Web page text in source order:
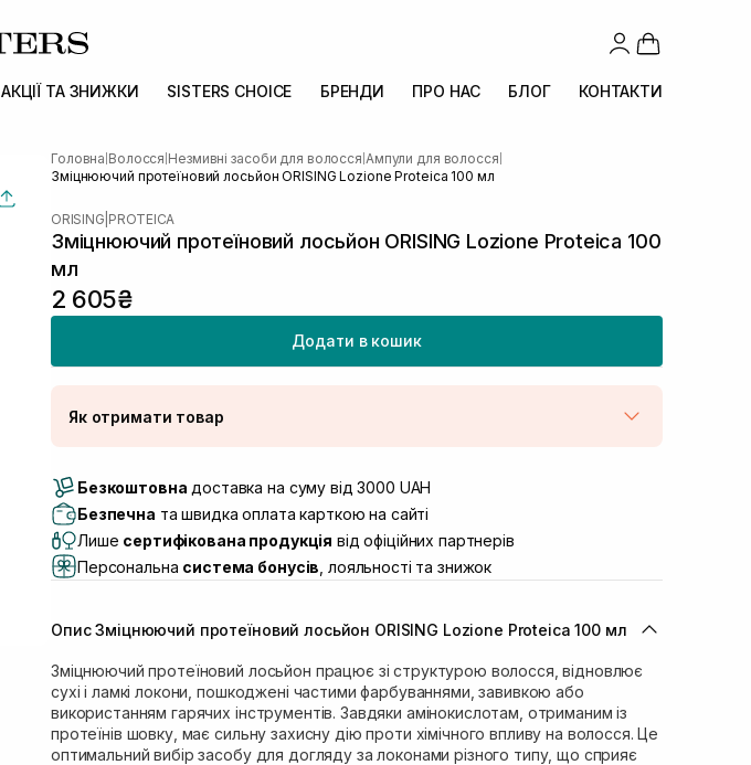
АКЦІЇ ТА ЗНИЖКИ SISTERS CHOICE БРЕНДИ ПРО НАС БЛОГ КОНТАКТИ
Головна Волосся Незмивні засоби для волосся Ампули для волосся
Зміцнюючий протеїновий лосьйон ORISING Lozione Proteica 100 мл
ORISING PROTEICA
Зміцнюючий протеїновий лосьйон ORISING Lozione Proteica 100
мл
2 605₴
Додати в кошик
Як отримати товар
Самовивіз м. Луцьк, вул. Винниченка 4
Самовивіз м. Львів, вул. Академіка Підстригача, 1В (Duck’s
Самовивіз м. Львів, вул. Івана Франка 36
Самовивіз м. Львів, вул. Степана Бандери 45 В наявності
Самовивіз м. Рівне, вул. Кулика і Гудачека 23 (ТЦ Екватор) В наявності
Безкоштовна доставка на суму від 3000 UAH
Безпечна та швидка оплата карткою на сайті
Лише сертифікована продукція від офіційних партнерів
Персональна система бонусів , лояльності та знижок
Опис Зміцнюючий протеїновий лосьйон ORISING Lozione Proteica 100 мл
Зміцнюючий протеїновий лосьйон працює зі структурою волосся, відновлює
сухі і ламкі локони, пошкоджені частими фарбуваннями, завивкою або
використанням гарячих інструментів. Завдяки амінокислотам, отриманим із
протеїнів шовку, має сильну захисну дію проти хімічного впливу на волосся. Це
оптимальний вибір засобу для догляду за локонами різного типу, що сприяє